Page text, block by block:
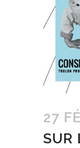
27
SUR